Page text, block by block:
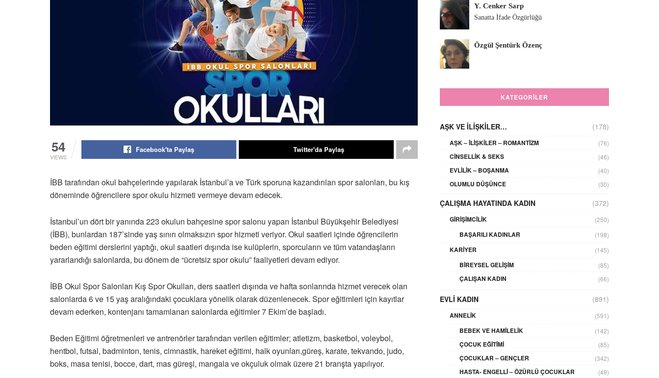
54
VIEWS
Facebook'ta Paylaş Twitter'da Paylaş
İBB tarafından okul bahçelerinde yapılarak İstanbul’a ve Türk sporuna kazandırılan spor salonları, bu kış
döneminde öğrencilere spor okulu hizmeti vermeye devam edecek.
İstanbul’un dört bir yanında 223 okulun bahçesine spor salonu yapan İstanbul Büyükşehir Belediyesi
(İBB), bunlardan 187’sinde yaş sınırı olmaksızın spor hizmeti veriyor. Okul saatleri içinde öğrencilerin
beden eğitimi derslerini yaptığı, okul saatleri dışında ise kulüplerin, sporcuların ve tüm vatandaşların
yararlandığı salonlarda, bu dönem de “ücretsiz spor okulu” faaliyetleri devam ediyor.
İBB Okul Spor Salonları Kış Spor Okulları, ders saatleri dışında ve hafta sonlarında hizmet verecek olan
salonlarda 6 ve 15 yaş aralığındaki çocuklara yönelik olarak düzenlenecek. Spor eğitimleri için kayıtlar
devam ederken, kontenjanı tamamlanan salonlarda eğitimler 7 Ekim’de başladı.
Beden Eğitimi öğretmenleri ve antrenörler tarafından verilen eğitimler; atletizm, basketbol, voleybol,
hentbol, futsal, badminton, tenis, cimnastik, hareket eğitimi, halk oyunları,güreş, karate, tekvando, judo,
boks, masa tenisi, bocce, dart, mas güreşi, mangala ve okçuluk olmak üzere 21 branşta yapılıyor.
Y. Cenker Sarp
Sanatta İfade Özgürlüğü
Özgül Şentürk Özenç
KATEGORILER
AŞK VE İLIŞKILER… (178)
AŞK – İLIŞKILER – ROMANTIZM (76)
CINSELLIK & SEKS (46)
EVLILIK – BOŞANMA (40)
OLUMLU DÜŞÜNCE (30)
ÇALIŞMA HAYATINDA KADIN (372)
GIRIŞIMCILIK (250)
BAŞARILI KADINLAR (198)
KARIYER (145)
BIREYSEL GELIŞIM (85)
ÇALIŞAN KADIN (66)
EVLI KADIN (891)
ANNELIK (591)
BEBEK VE HAMILELIK (142)
ÇOCUK EĞITIMI (85)
ÇOCUKLAR – GENÇLER (342)
HASTA- ENGELLI – ÖZÜRLÜ ÇOCUKLAR (49)